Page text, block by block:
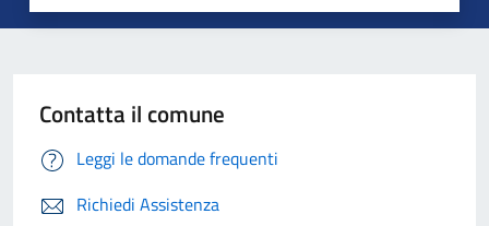
Contatta il comune
Leggi le domande frequenti
Richiedi Assistenza